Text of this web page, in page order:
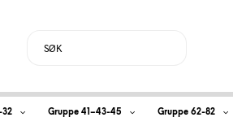
32 Gruppe 41–43-45 Gruppe 62-82
H